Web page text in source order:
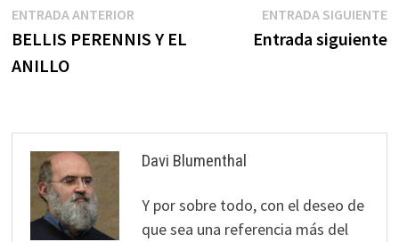
Navegación
de
ENTRADA ANTERIOREntrada
anterior:
BELLIS PERENNIS Y EL
ANILLO
ENTRADA SIGUIENTE
Entrada siguiente
Davi Blumenthal
Y por sobre todo, con el deseo de
que sea una referencia más del